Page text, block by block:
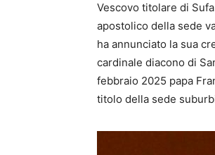
Vescovo titolare di
apostolico della sede
ha annunciato la sua
cardinale diacono di
febbraio 2025 papa
titolo della sede